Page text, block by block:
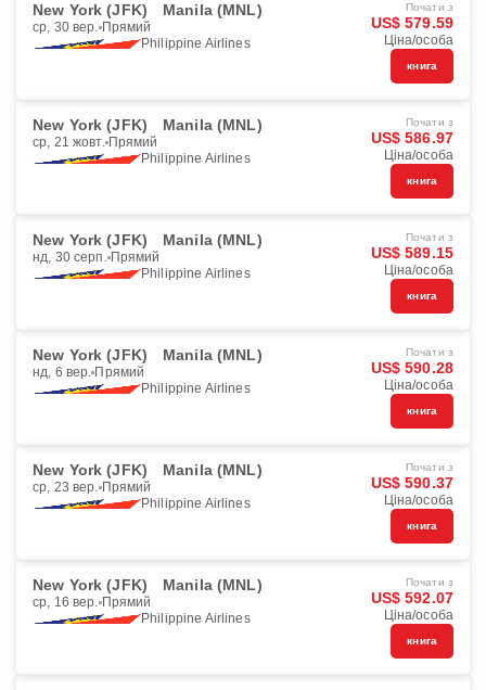
New York (JFK) Manila (MNL)
ср, 30 вер. Прямий
Philippine Airlines
Почати з
US$ 579.59
Ціна/особа
книга
New York (JFK) Manila (MNL)
ср, 21 жовт. Прямий
Philippine Airlines
Почати з
US$ 586.97
Ціна/особа
книга
New York (JFK) Manila (MNL)
нд, 30 серп. Прямий
Philippine Airlines
Почати з
US$ 589.15
Ціна/особа
книга
New York (JFK) Manila (MNL)
нд, 6 вер. Прямий
Philippine Airlines
Почати з
US$ 590.28
Ціна/особа
книга
New York (JFK) Manila (MNL)
ср, 23 вер. Прямий
Philippine Airlines
Почати з
US$ 590.37
Ціна/особа
книга
New York (JFK) Manila (MNL)
ср, 16 вер. Прямий
Philippine Airlines
Почати з
US$ 592.07
Ціна/особа
книга